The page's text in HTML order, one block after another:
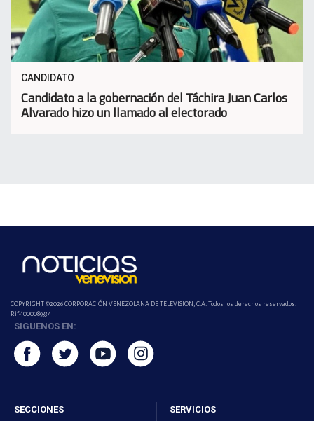
CANDIDATO
Candidato a la gobernación del Táchira Juan Carlos
Alvarado hizo un llamado al electorado
COPYRIGHT ©2026 CORPORACIÓN VENEZOLANA DE TELEVISION, C.A. Todos los derechos reservados.
Rif-j000089337
SIGUENOS EN:
SECCIONES SERVICIOS